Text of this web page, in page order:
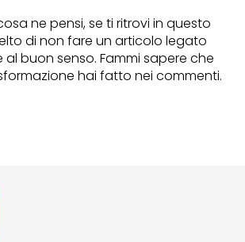
ne pensi, se ti ritrovi in questo
di non fare un articolo legato
buon senso. Fammi sapere che
hai fatto nei commenti.